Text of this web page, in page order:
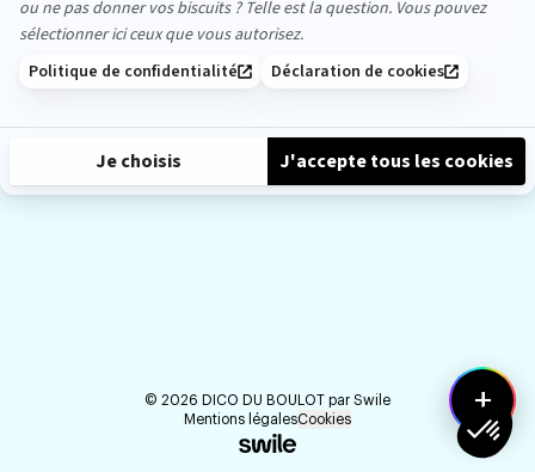
like
© 2026 DICO DU BOULOT par Swile
Mentions légalesCookies
+